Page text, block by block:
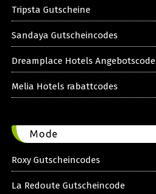
Tripsta Gutscheine
Sandaya Gutscheincodes
Dreamplace Hotels Angebotscode
Melia Hotels rabattcodes
Mode
Roxy Gutscheincodes
La Redoute Gutscheincode